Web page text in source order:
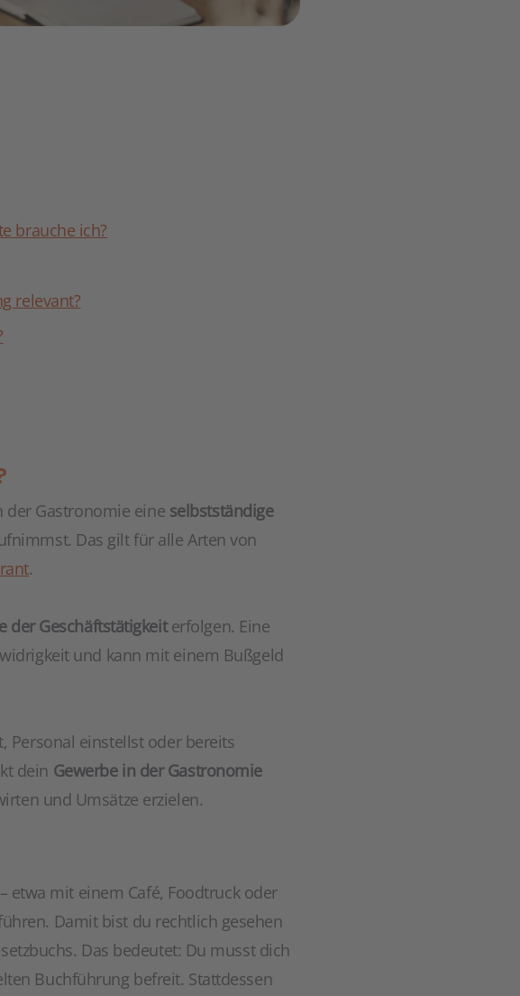
brauche ich?
relevant?
Gastronomie eine selbstständige
Das gilt für alle Arten von
.
der Geschäftstätigkeiterfolgen. Eine
und kann mit einem Bußgeld
Personal einstellst oder bereits
dein Gewerbe in der Gastronomie
und Umsätze erzielen.
mit einem Café, Foodtruck oder
Damit bist du rechtlich gesehen
Das bedeutet: Du musst dich
Buchführung befreit. Stattdessen